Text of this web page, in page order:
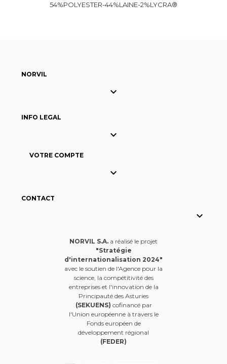
54%POLYESTER-44%LAINE-2%LYCRA®
NORVIL

INFO LEGAL

VOTRE COMPTE

CONTACT

NORVIL S.A. a réalisé le projet
"Stratégie
d'internationalisation 2024"
avec le soutien de l'Agence pour la
science, la compétitivité des
entreprises et l'innovation de la
Principauté des Asturies
(SEKUENS) cofinancé par
l'Union européenne à travers le
Fonds européen de
développement régional
(FEDER)